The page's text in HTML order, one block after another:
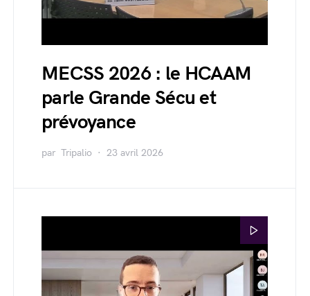
MECSS 2026 : le HCAAM
parle Grande Sécu et
prévoyance
par Tripalio 23 avril 2026